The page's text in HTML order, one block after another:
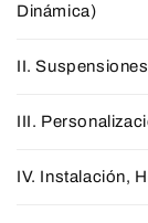
Dinámica)
II.
III.
IV. Instalación,